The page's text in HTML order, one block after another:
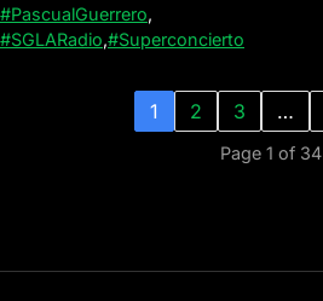
#PascualGuerrero,
#SGLARadio,#Superconcierto
1 2 3 …
Page 1 of 34